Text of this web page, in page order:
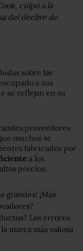
culpó a la
del declive de
sobre las
a sus
se reflejan en su
proveedores
muchos se
fabricados por
a los
precios.
grandes! ¡Más
Los errores
marca más valiosa